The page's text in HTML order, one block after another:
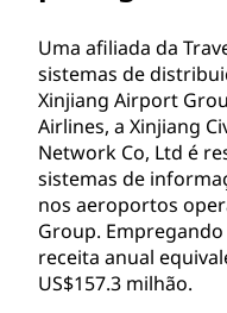
Uma afiliada da
sistemas de
Xinjiang Airport
Airlines, a Xinjiang
Network Co, Ltd é
sistemas de
nos aeroportos
Group.
receita anual
US$157.3 milhão.